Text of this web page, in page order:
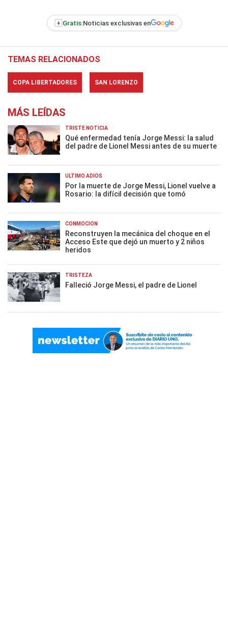
+ Gratis:Noticias exclusivas en
TEMAS RELACIONADOS
COPA LIBERTADORES SAN LORENZO
MÁS LEÍDAS
TRISTE NOTICIA
Qué enfermedad tenía Jorge Messi: la salud
del padre de Lionel Messi antes de su muerte
ÚLTIMO ADIÓS
Por la muerte de Jorge Messi, Lionel vuelve a
Rosario: la difícil decisión que tomó
CONMOCIÓN
Reconstruyen la mecánica del choque en el
Acceso Este que dejó un muerto y 2 niños
heridos
TRISTEZA
Falleció Jorge Messi, el padre de Lionel